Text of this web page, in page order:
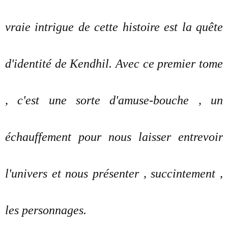
vraie intrigue de cette histoire est la quête
d'identité de Kendhil. Avec ce premier tome
, c'est une sorte d'amuse-bouche , un
échauffement pour nous laisser entrevoir
l'univers et nous présenter , succintement ,
les personnages.